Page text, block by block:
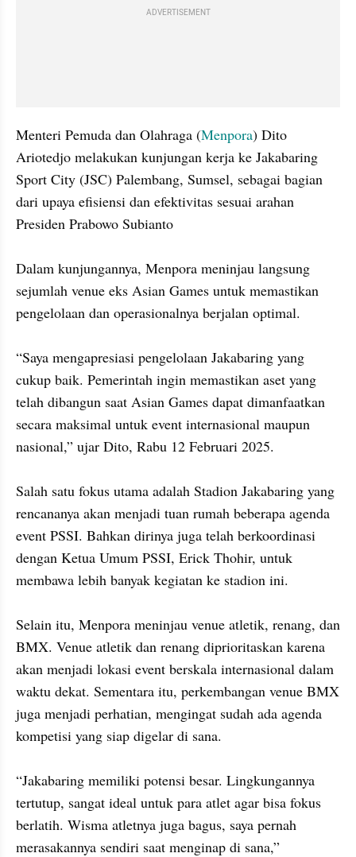
ADVERTISEMENT
Menteri Pemuda dan Olahraga (Menpora) Dito
Ariotedjo melakukan kunjungan kerja ke Jakabaring
Sport City (JSC) Palembang, Sumsel, sebagai bagian
dari upaya efisiensi dan efektivitas sesuai arahan
Presiden Prabowo Subianto
Dalam kunjungannya, Menpora meninjau langsung
sejumlah venue eks Asian Games untuk memastikan
pengelolaan dan operasionalnya berjalan optimal.
“Saya mengapresiasi pengelolaan Jakabaring yang
cukup baik. Pemerintah ingin memastikan aset yang
telah dibangun saat Asian Games dapat dimanfaatkan
secara maksimal untuk event internasional maupun
nasional,” ujar Dito, Rabu 12 Februari 2025.
Salah satu fokus utama adalah Stadion Jakabaring yang
rencananya akan menjadi tuan rumah beberapa agenda
event PSSI. Bahkan dirinya juga telah berkoordinasi
dengan Ketua Umum PSSI, Erick Thohir, untuk
membawa lebih banyak kegiatan ke stadion ini.
Selain itu, Menpora meninjau venue atletik, renang, dan
BMX. Venue atletik dan renang diprioritaskan karena
akan menjadi lokasi event berskala internasional dalam
waktu dekat. Sementara itu, perkembangan venue BMX
juga menjadi perhatian, mengingat sudah ada agenda
kompetisi yang siap digelar di sana.
“Jakabaring memiliki potensi besar. Lingkungannya
tertutup, sangat ideal untuk para atlet agar bisa fokus
berlatih. Wisma atletnya juga bagus, saya pernah
merasakannya sendiri saat menginap di sana,”